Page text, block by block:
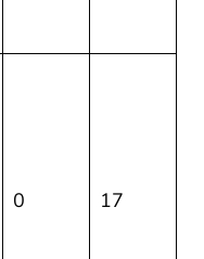
0 17